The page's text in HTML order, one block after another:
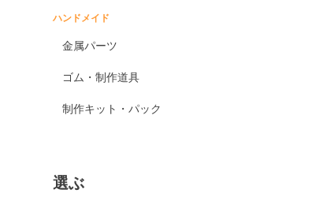
ハンドメイド
金属パーツ
ゴム・制作道具
制作キット・パック
選ぶ